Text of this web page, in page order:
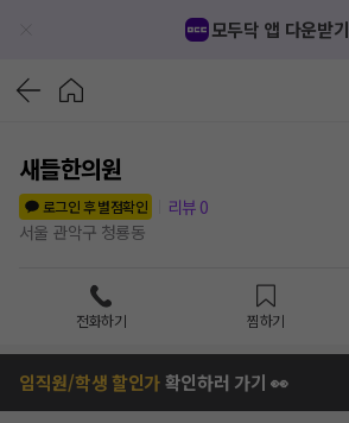
모두닥 앱 다운받기
새들한의원
로그인 후 별점확인
리뷰 0
서울 관악구 청룡동
전화하기 찜하기
임직원/학생 할인가확인하러 가기 👀